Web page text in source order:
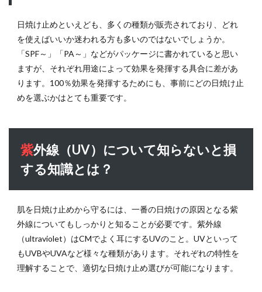
につい
て知ら
ないと
損する
知識と
4
ンド】
メンズ
UVケ
化系と
5
部位
い塗
日焼け止めといえども、多くの種類が販売されており、どれ
を使えばいいか迷われる方も多いのではないでしょうか。
「SPF～」「PA～」などがパッケージに書かれていると思い
ますが、それぞれ用途によって効果を発揮する具合に差があ
ります。100％効果を発揮するためにも、事前にどの日焼け止
めを選ぶかはとても重要です。
紫外線（UV）について知らないと損
する知識とは？
肌を日焼け止めから守るには、一番の日焼けの原因となる紫
外線についてもしっかりと知ることが必要です。紫外線
（ultraviolet）はCMでよく耳にするUVのこと。UVといって
もUVBやUVAなど様々な種類があります。それぞれの特性を
理解することで、適切な日焼け止め選びが可能になります。